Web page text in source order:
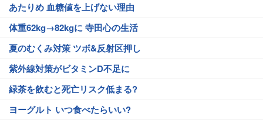
あたりめ 血糖値を上げない理由
体重62kg→82kgに 寺田心の生活
夏のむくみ対策 ツボ&反射区押し
紫外線対策がビタミンD不足に
緑茶を飲むと死亡リスク低まる?
ヨーグルト いつ食べたらいい?